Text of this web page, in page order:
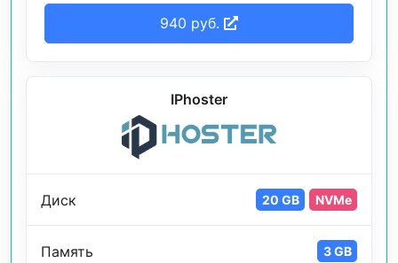
940 руб.
IPhoster
Диск 20 GB NVMe
Память 3 GB